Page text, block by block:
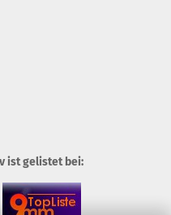
ist gelistet bei: